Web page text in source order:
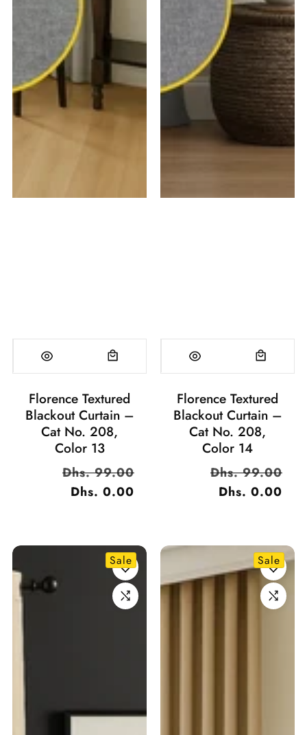
Florence Textured
Blackout Curtain –
Cat No. 208,
Color 14
السعر
العادي
Dhs. 99.00
Dhs. 0.00
Florence Textured
Blackout Curtain –
Cat No. 208,
Color 13
السعر
العادي
Dhs. 99.00
Dhs. 0.00
Sale
Sale